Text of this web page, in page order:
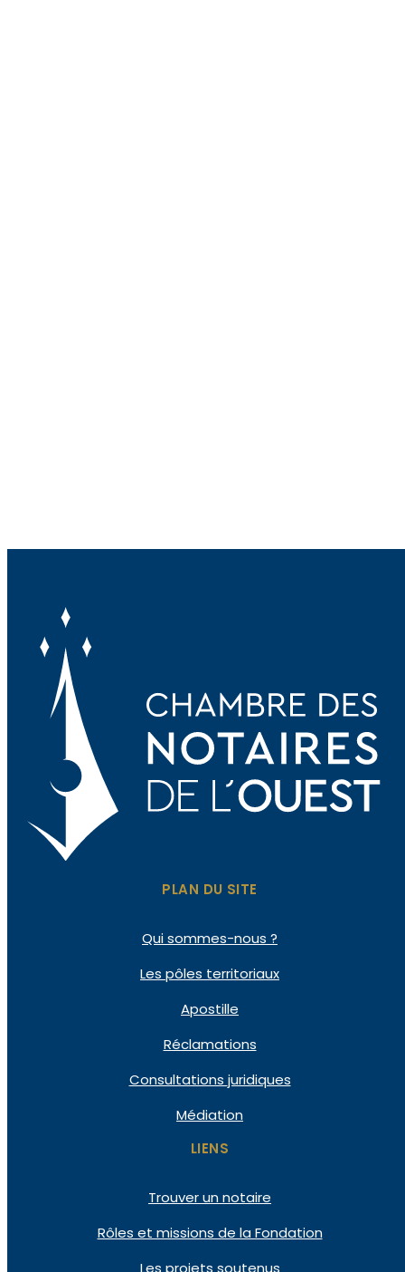
PLAN DU SITE
Quisommes-nous ?
Les pôles territoriaux
Apostille
Réclamations
Consultations juridiques
Médiation
LIENS
Trouver un notaire
Rôles et missions de la Fondation
Les projets soutenus